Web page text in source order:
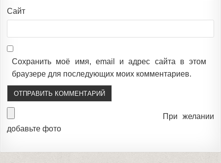
Сайт
Сохранить моё имя, email и адрес сайта в этом
браузере для последующих моих комментариев.
При желании
добавьте фото